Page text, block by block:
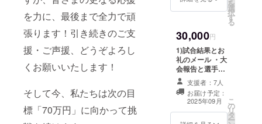
を力に、最後まで全力で頑
張ります！引き続きのご支
援・ご声援、どうぞよろし
くお願いいたします！
そして今、私たちは次の目
標「70万円」に向かって挑
子チーム
（25年度）
東京都小学
生新人交流
大会 男
子・女子
チーム 優
勝 3連覇
3,000/5,000円と
同じ内容になり
ます。 2）キー
ホルダー（ユニ
フォーム仕様）
×1個 ※商品サイ
ズ:47×55mm
を
選
択
す
る
30,000円
1)試合結果とお
礼のメール ・大
会報告と選手か
らのメッセージ
動画（約3分）
（提供方法：
メールにてURL
を記載致します
支援者：7人
お届け予定：
2025年09月
こ
の
リ
タ
ー